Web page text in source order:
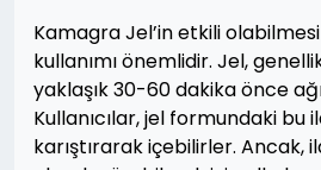
Kamagra Jel’in etkili
kullanımı önemlidir. Jel,
yaklaşık 30-60 dakika önce
Kullanıcılar, jel formundaki bu
karıştırarak içebilirler. Ancak,